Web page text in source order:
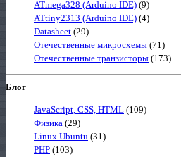
ATmega328 (Arduino IDE) (9)
ATtiny2313 (Arduino IDE) (4)
Datasheet (29)
Отечественные микросхемы (71)
Отечественные транзисторы (173)
Блог
JavaScript, CSS, HTML (109)
Физика (29)
Linux Ubuntu (31)
PHP (103)